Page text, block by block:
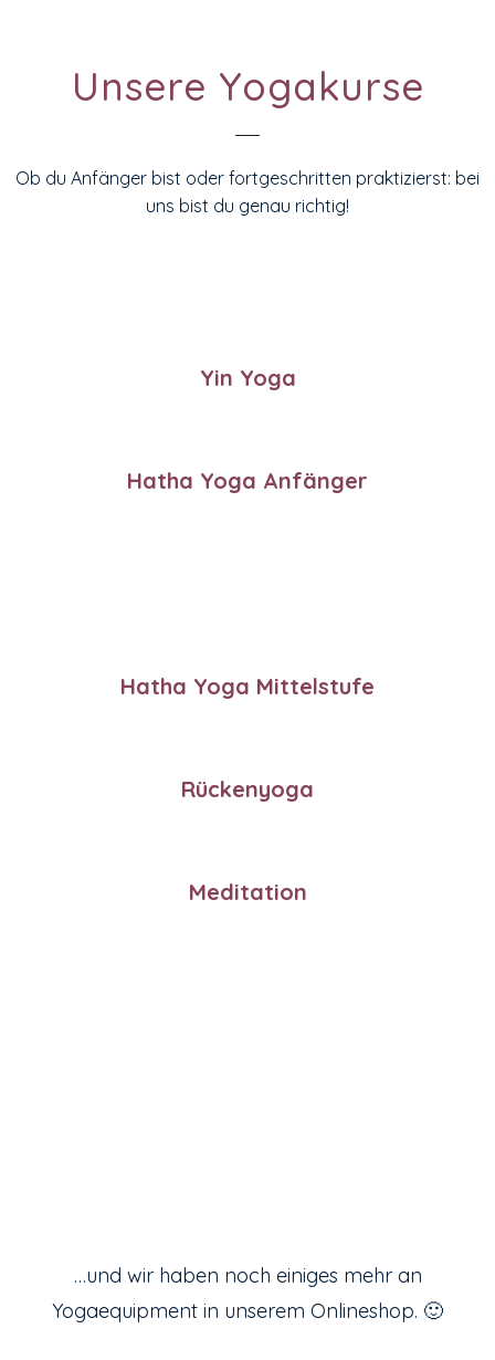
Unsere Yogakurse
Ob du Anfänger bist oder fortgeschritten praktizierst: bei
uns bist du genau richtig!
Yin Yoga
Hatha Yoga Anfänger
Hatha Yoga Mittelstufe
Rückenyoga
Meditation
…und wir haben noch einiges mehr an
Yogaequipment in unserem Onlineshop. 🙂